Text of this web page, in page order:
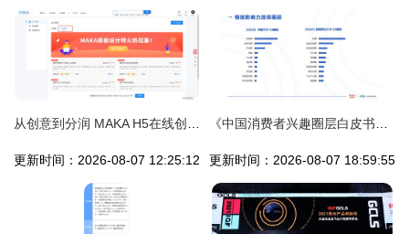
更新时间：2026-08-07 12:25:12 更新时间：2026-08-07 18:59:55